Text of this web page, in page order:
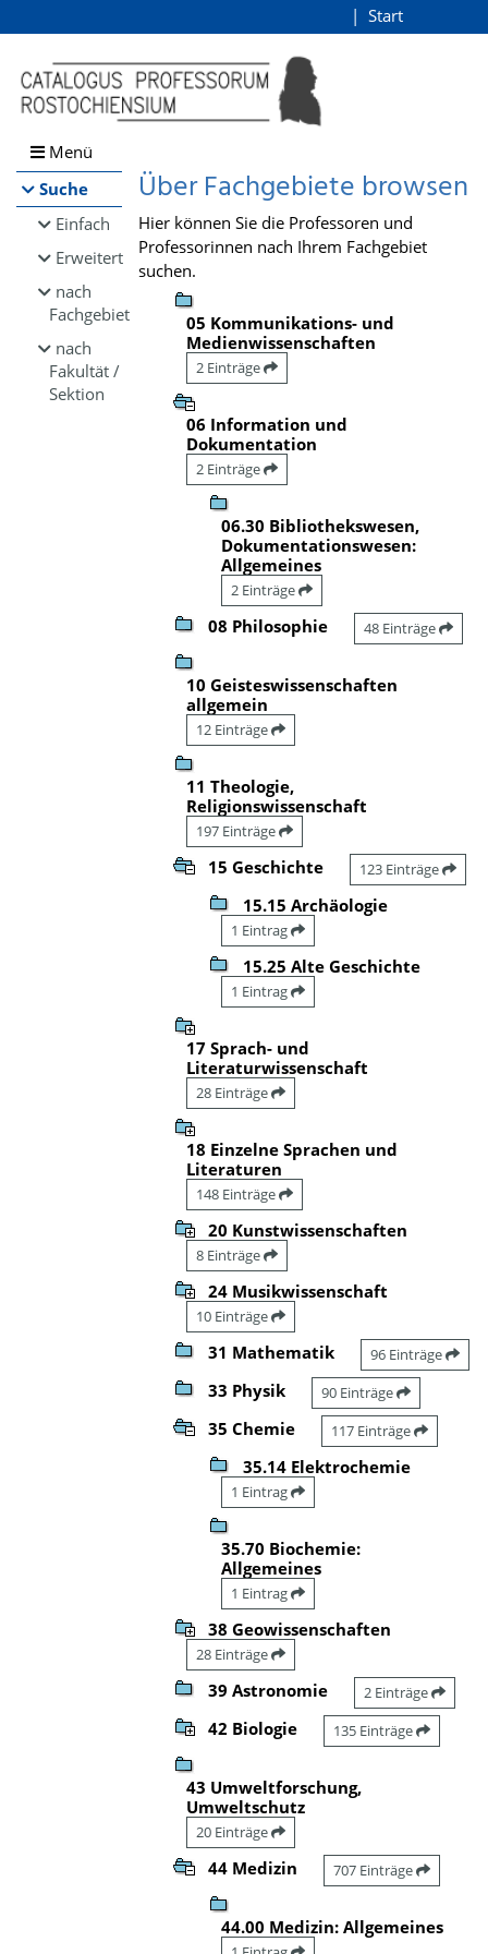
Browsen
direkt zum Inhalt
Start
Menü
Suche
Einfach
Erweitert
nach
Fachgebiet
nach
Fakultät /
Sektion
Über Fachgebiete browsen
Hier können Sie die Professoren und
Professorinnen nach Ihrem Fachgebiet
suchen.
05 Kommunikations- und
Medienwissenschaften
2 Einträge
06 Information und
Dokumentation
2 Einträge
06.30 Bibliothekswesen,
Dokumentationswesen:
Allgemeines
2 Einträge
08 Philosophie 48 Einträge
10 Geisteswissenschaften
allgemein
12 Einträge
11 Theologie,
Religionswissenschaft
197 Einträge
15 Geschichte 123 Einträge
15.15 Archäologie
1 Eintrag
15.25 Alte Geschichte
1 Eintrag
17 Sprach- und
Literaturwissenschaft
28 Einträge
18 Einzelne Sprachen und
Literaturen
148 Einträge
20 Kunstwissenschaften
8 Einträge
24 Musikwissenschaft
10 Einträge
31 Mathematik 96 Einträge
33 Physik 90 Einträge
35 Chemie 117 Einträge
35.14 Elektrochemie
1 Eintrag
35.70 Biochemie:
Allgemeines
1 Eintrag
38 Geowissenschaften
28 Einträge
39 Astronomie 2 Einträge
42 Biologie 135 Einträge
43 Umweltforschung,
Umweltschutz
20 Einträge
44 Medizin 707 Einträge
44.00 Medizin: Allgemeines